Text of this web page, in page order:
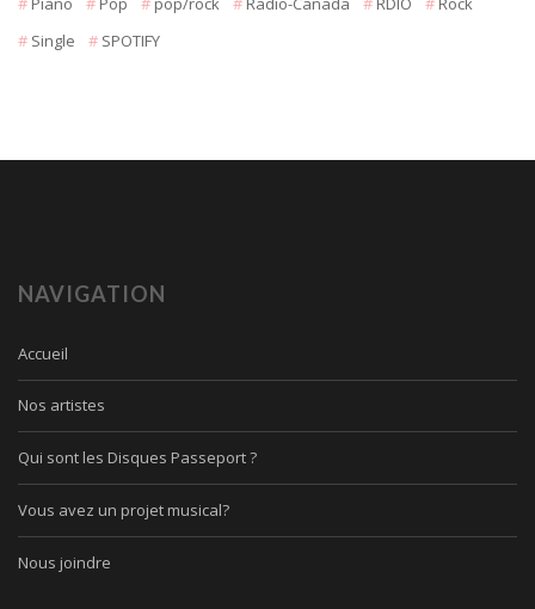
Single
SPOTIFY
NAVIGATION
Accueil
Nos artistes
Qui sont les Disques Passeport ?
Vous avez un projet musical?
Nous joindre